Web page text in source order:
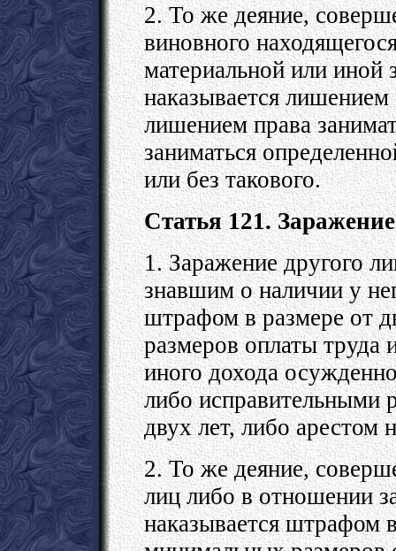
2. То же деяние,
виновного
материальной или иной
наказывается
лишением права
заниматься
или без такового.
Статья 121.
1. Заражение другого
знавшим о наличии у
штрафом в размере от
размеров оплаты труда
иного дохода
либо исправительными
двух лет, либо арестом
2. То же деяние,
лиц либо в отношении
наказывается штрафом